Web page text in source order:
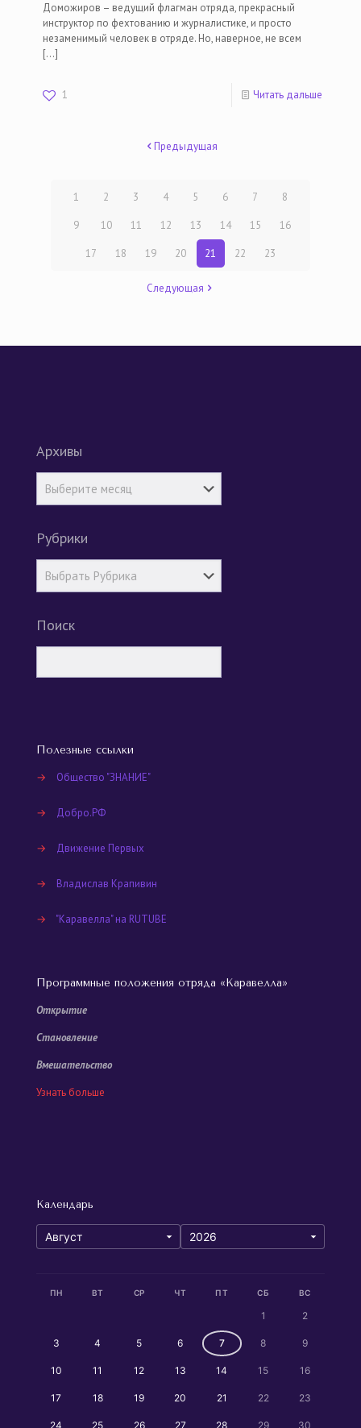
Доможиров – ведущий флагман отряда, прекрасный
инструктор по фехтованию и журналистике, и просто
незаменимый человек в отряде. Но, наверное, не всем
[…]
1 Читать дальше
Предыдущая
1 2 3 4 5 6 7 8
9 10 11 12 13 14 15 16
17 18 19 20 21 22 23
Следующая
Архивы
Рубрики
Поиск
Полезные ссылки
→ Общество "ЗНАНИЕ"
→ Добро.РФ
→ Движение Первых
→ Владислав Крапивин
→ "Каравелла" на RUTUBE
Программные положения отряда «Каравелла»
Открытие
Становление
Вмешательство
Узнать больше
Календарь
ПН ВТ СР ЧТ ПТ СБ ВС
1 2
3 4 5 6 7 8 9
10 11 12 13 14 15 16
17 18 19 20 21 22 23
24 25 26 27 28 29 30